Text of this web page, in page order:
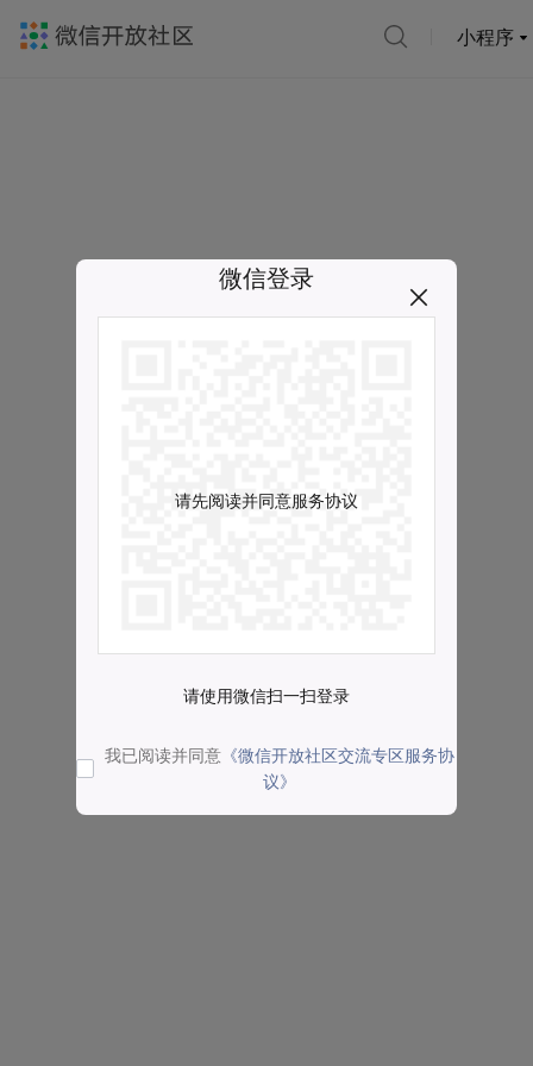
小程序
微信登录
请先阅读并同意服务协议
请使用微信扫一扫登录
我已阅读并同意 《微信开放社区交流专区服务协
议》